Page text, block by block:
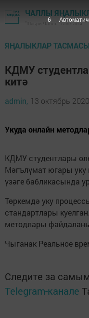
ЧАЛЛЫ
"Шәһри Чаллы" газетасы
ЯҢАЛЫКЛАР ТАСМАСЫ
КДМУ
китә
admin, 13 октябрь
Укуда онлайн
КДМУ студентлары
Мәгълүмат югары уку
үзәге бабликасында
Төркемдә уку
стандартлары
методлары
Чыганак Реальное
Следите за
Telegram-канале
6